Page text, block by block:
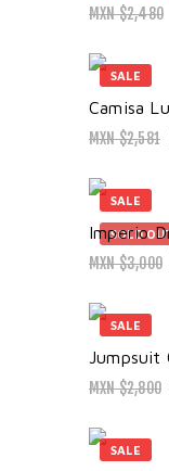
MXN $2,480
SALE
Camisa
MXN $2,581
SALE
SOLD
Imperio
MXN $3,000
SALE
Jumpsuit
MXN $2,800
SALE